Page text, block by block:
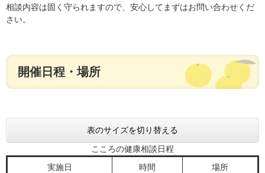
相談内容は固く守られますので、安心してまずはお問い合わせくだ
さい。
開催日程・場所
表のサイズを切り替える
こころの健康相談日程
実施日
時間 場所